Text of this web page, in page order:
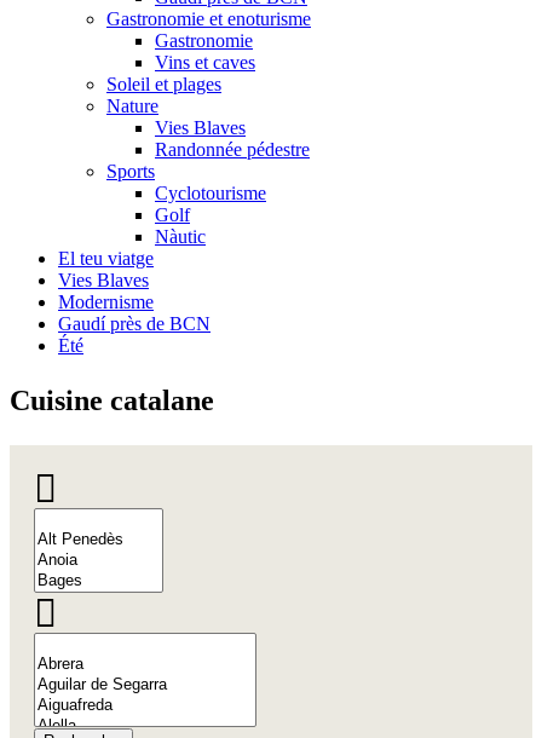
Gastronomie et enoturisme
Gastronomie
Vins et caves
Soleil et plages
Nature
Vies Blaves
Randonnée pédestre
Sports
Cyclotourisme
Golf
Nàutic
El teu viatge
Vies Blaves
Modernisme
Gaudí près de BCN
Été
Cuisine catalane